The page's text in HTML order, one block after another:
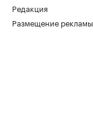
Редакция
Размещение рекламы